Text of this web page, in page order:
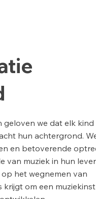
geloven we dat elk
hun achtergrond.
en betoverende
van muziek in hun
het wegnemen van
krijgt om een